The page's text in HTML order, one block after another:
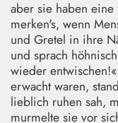
aber sie haben
merken's, wenn
und Gretel in ihre
und sprach
wieder
erwacht waren,
lieblich ruhen sah,
murmelte sie vor